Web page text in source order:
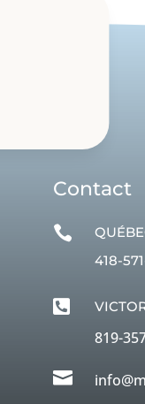
Contact

418-

819-
